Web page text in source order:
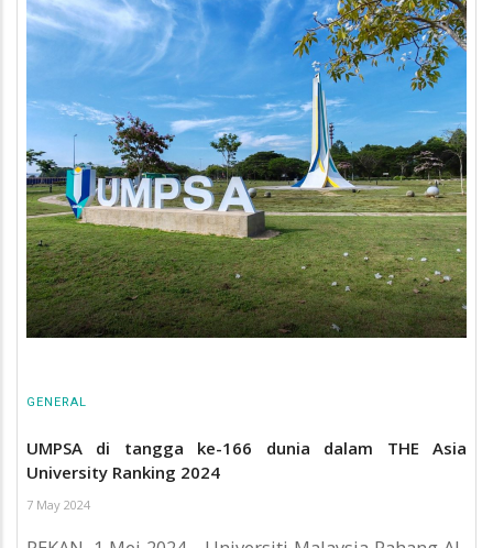
GENERAL
UMPSA di tangga ke-166 dunia dalam THE Asia
University Ranking 2024
7 May 2024